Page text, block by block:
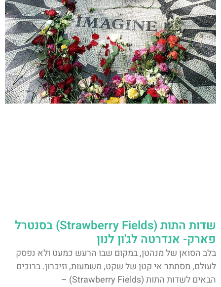
שדות התות (Strawberry Fields) בסנטרל
פארק- אנדרטה לג'ון לנון
בלב הסואן של מנהטן, במקום שבו הרעש כמעט ולא נפסק
לעולם, מסתתר אי קטן של שקט, משמעות, וזיכרון. ברוכים
הבאים לשדות התות (Strawberry Fields) –